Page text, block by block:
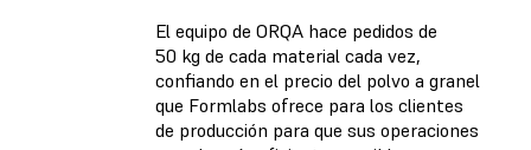
El equipo de ORQA hace pedidos de
50 kg de cada material cada vez,
confiando en el precio del polvo a granel
que Formlabs ofrece para los clientes
de producción para que sus operaciones